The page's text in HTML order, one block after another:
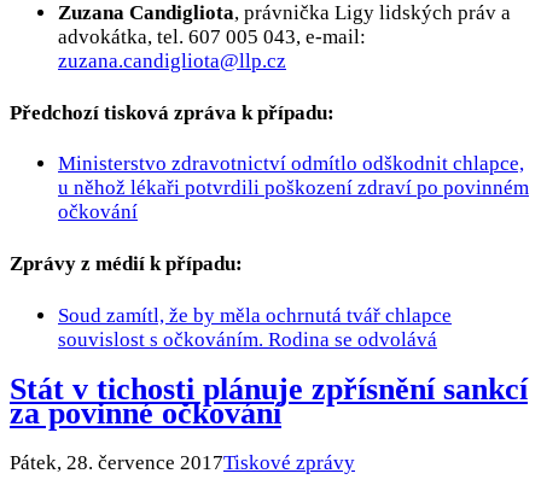
Zuzana Candigliota, právnička Ligy lidských práv a
advokátka, tel. 607 005 043, e-mail:
zuzana.candigliota@llp.cz
Předchozí tisková zpráva k případu:
Ministerstvo zdravotnictví odmítlo odškodnit chlapce,
u něhož lékaři potvrdili poškození zdraví po povinném
očkování
Zprávy z médií k případu:
Soud zamítl, že by měla ochrnutá tvář chlapce
souvislost s očkováním. Rodina se odvolává
Stát v tichosti plánuje zpřísnění sankcí
za povinné očkování
Pátek, 28. července 2017Tiskové zprávy